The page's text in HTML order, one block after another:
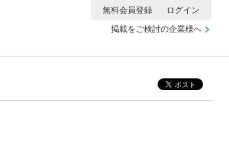
掲載をご検討の企業様へ
無料会員登録 ログイン